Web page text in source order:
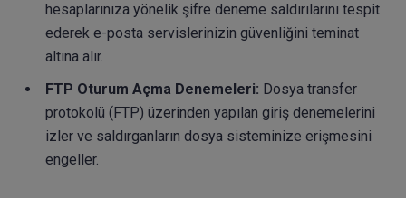
hesaplarınıza yönelik şifre deneme saldırılarını tespit
ederek e-posta servislerinizin güvenliğini teminat
altına alır.
FTP Oturum Açma Denemeleri: Dosya transfer
protokolü (FTP) üzerinden yapılan giriş denemelerini
izler ve saldırganların dosya sisteminize erişmesini
engeller.